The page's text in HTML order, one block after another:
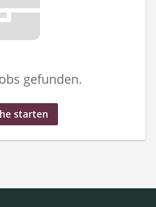
gefunden.
starten